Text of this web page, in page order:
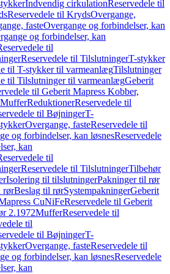
Indvendig cirkulationReservedele til
Reservedele til KrydsOvergange,
fasteOvergange og forbindelser, kan
og forbindelser, kan
til
Reservedele til TilslutningerT-stykker
til T-stykker til varmeanlægTilslutninger
til Tilslutninger til varmeanlægGeberit
til Geberit Mapress Kobber,
ReduktionerReservedele til
til BøjningerT-
Overgange, fasteReservedele til
og forbindelser, kan løsnesReservedele
kan
til
Reservedele til TilslutningerTilbehør
Isolering til tilslutningerPakninger til rør
rørBeslag til rørSystempakningerGeberit
CuNiFeReservedele til Geberit
2.1972MufferReservedele til
til
til BøjningerT-
Overgange, fasteReservedele til
og forbindelser, kan løsnesReservedele
kan